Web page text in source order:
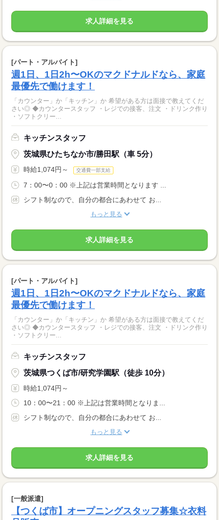
求人詳細を見る
[パート・アルバイト]
週1日、1日2h〜OKのマクドナルドなら、家庭
最優先で働けます！
「カウンター」か「キッチン」か 希望がある方は面接で教えてくだ
さい◎ ◆カウンタースタッフ ・レジでの接客、注文 ・ドリンク作り
・ソフトクリー...
キッチンスタッフ
茨城県ひたちなか市/勝田駅（車 5分）
時給1,074円～ 交通費一部支給
7：00〜0：00 ※上記は営業時間となります ...
シフト制なので、自分の都合にあわせて お...
もっと見る
求人詳細を見る
[パート・アルバイト]
週1日、1日2h〜OKのマクドナルドなら、家庭
最優先で働けます！
「カウンター」か「キッチン」か 希望がある方は面接で教えてくだ
さい◎ ◆カウンタースタッフ ・レジでの接客、注文 ・ドリンク作り
・ソフトクリー...
キッチンスタッフ
茨城県つくば市/研究学園駅（徒歩 10分）
時給1,074円～
10：00〜21：00 ※上記は営業時間となりま...
シフト制なので、自分の都合にあわせて お...
もっと見る
求人詳細を見る
[一般派遣]
【つくば市】オープニングスタッフ募集☆衣料